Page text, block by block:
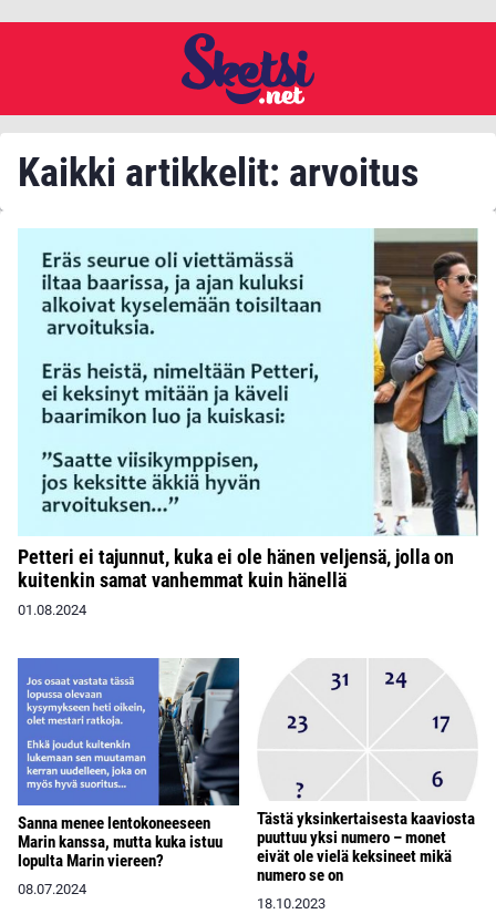
Kaikki artikkelit: arvoitus
Petteri ei tajunnut, kuka ei ole hänen veljensä, jolla on
kuitenkin samat vanhemmat kuin hänellä
01.08.2024
Sanna menee lentokoneeseen
Marin kanssa, mutta kuka istuu
lopulta Marin viereen?
08.07.2024
Tästä yksinkertaisesta kaaviosta
puuttuu yksi numero – monet
eivät ole vielä keksineet mikä
numero se on
18.10.2023